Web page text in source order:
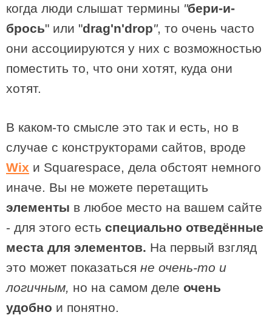
когда люди слышат термины "бери-и-
брось" или "drag'n'drop", то очень часто
они ассоциируются у них с возможностью
поместить то, что они хотят, куда они
хотят.
В каком-то смысле это так и есть, но в
случае с конструкторами сайтов, вроде
Wix и Squarespace, дела обстоят немного
иначе. Вы не можете перетащить
элементы в любое место на вашем сайте
- для этого есть специально отведённые
места для элементов. На первый взгляд
это может показаться не очень-то и
логичным, но на самом деле очень
удобно и понятно.